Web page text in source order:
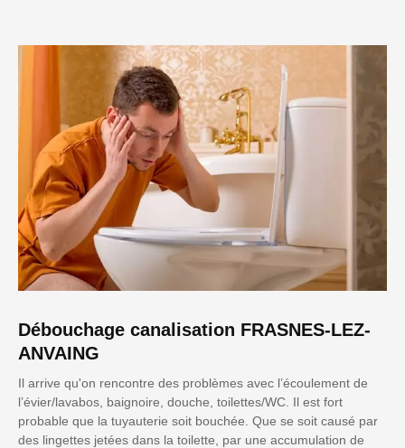
Débouchage canalisation FRASNES-LEZ-
ANVAING
Il arrive qu'on rencontre des problèmes avec l’écoulement de
l’évier/lavabos, baignoire, douche, toilettes/WC. Il est fort
probable que la tuyauterie soit bouchée. Que se soit causé par
des lingettes jetées dans la toilette, par une accumulation de